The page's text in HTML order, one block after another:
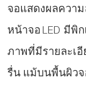
จอแสดงผลความ
หน้าจอ LED มีพิ
ภาพที่มีรายละเ
รื่น แม้บนพื้นผิว